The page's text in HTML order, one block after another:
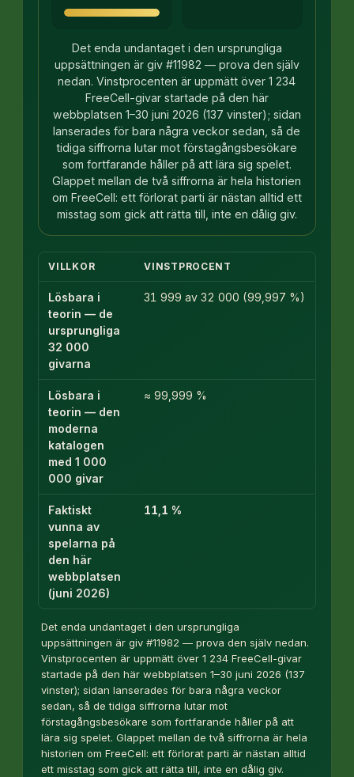
Det enda undantaget i den ursprungliga
uppsättningen är giv #11982 — prova den själv
nedan. Vinstprocenten är uppmätt över 1 234
FreeCell-givar startade på den här
webbplatsen 1–30 juni 2026 (137 vinster); sidan
lanserades för bara några veckor sedan, så de
tidiga siffrorna lutar mot förstagångsbesökare
som fortfarande håller på att lära sig spelet.
Glappet mellan de två siffrorna är hela historien
om FreeCell: ett förlorat parti är nästan alltid ett
misstag som gick att rätta till, inte en dålig giv.
VILLKOR VINSTPROCENT
Lösbara i
teorin — de
ursprungliga
32 000
givarna
31 999 av 32 000 (99,997 %)
Lösbara i
teorin — den
moderna
katalogen
med 1 000
000 givar
≈ 99,999 %
Faktiskt
vunna av
spelarna på
den här
webbplatsen
(juni 2026)
11,1 %
Det enda undantaget i den ursprungliga
uppsättningen är giv #11982 — prova den själv nedan.
Vinstprocenten är uppmätt över 1 234 FreeCell-givar
startade på den här webbplatsen 1–30 juni 2026 (137
vinster); sidan lanserades för bara några veckor
sedan, så de tidiga siffrorna lutar mot
förstagångsbesökare som fortfarande håller på att
lära sig spelet. Glappet mellan de två siffrorna är hela
historien om FreeCell: ett förlorat parti är nästan alltid
ett misstag som gick att rätta till, inte en dålig giv.